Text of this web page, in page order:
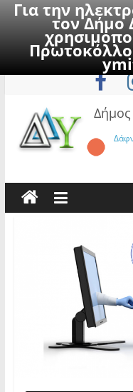
Για την
τον Δήμο
to
Δήμος